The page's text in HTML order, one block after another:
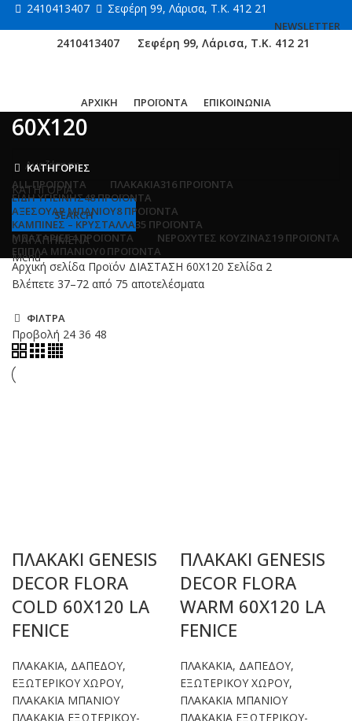
2410413407 Σεφέρη 99, Λάρισα, Τ.Κ. 412 21
NEWSLETTER
2410413407 Σεφέρη 99, Λάρισα, Τ.Κ. 412 21
ΚΑΤΗΓΟΡΙΑ
SEARCH
0ΑΓΑΠΗΜΕΝΑ
Menu
ΑΡΧΙΚΗ ΠΡΟΪΟΝΤΑ ΕΠΙΚΟΙΝΩΝΙΑ
60Χ120
ΚΑΤΗΓΟΡΙΕΣ
ALL ΠΡΟΪΌΝΤΑ ΠΛΑΚΑΚΙΑ316 ΠΡΟΪΌΝΤΑ
ΕΙΔΗ ΥΓΙΕΙΝΗΣ48 ΠΡΟΪΌΝΤΑ
ΑΞΕΣΟΥΑΡ ΜΠΑΝΙΟΥ8 ΠΡΟΪΌΝΤΑ
ΚΑΜΠΙΝΕΣ – ΚΡΥΣΤΑΛΛΑ35 ΠΡΟΪΌΝΤΑ
ΜΠΑΤΑΡΙΕΣ4 ΠΡΟΪΌΝΤΑ ΝΕΡΟΧΥΤΕΣ ΚΟΥΖΙΝΑΣ19 ΠΡΟΪΌΝΤΑ
ΕΠΙΠΛΑ ΜΠΑΝΙΟΥ0 ΠΡΟΪΌΝΤΑ
Αρχική σελίδα Προϊόν ΔΙΑΣΤΑΣΗ 60Χ120 Σελίδα 2
Βλέπετε 37–72 από 75 αποτελέσματα
ΦΙΛΤΡΑ
Προβολή 24 36 48
ΠΛΑΚΑΚΙ GENESIS
DECOR FLORA
COLD 60X120 LA
FENICE
ΠΛΑΚΑΚΙΑ, ΔΑΠΕΔΟΥ,
ΕΞΩΤΕΡΙΚΟΥ ΧΩΡΟΥ,
ΠΛΑΚΑΚΙΑ ΜΠΑΝΙΟΥ
ΠΛΑΚΑΚΙΑ ΕΞΩΤΕΡΙΚΟΥ-
ΠΛΑΚΑΚΙ GENESIS
DECOR FLORA
WARM 60X120 LA
FENICE
ΠΛΑΚΑΚΙΑ, ΔΑΠΕΔΟΥ,
ΕΞΩΤΕΡΙΚΟΥ ΧΩΡΟΥ,
ΠΛΑΚΑΚΙΑ ΜΠΑΝΙΟΥ
ΠΛΑΚΑΚΙΑ ΕΞΩΤΕΡΙΚΟΥ-